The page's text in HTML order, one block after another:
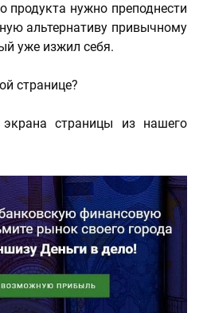
продукта нужно преподнести
альтернативу привычному
уже изжил себя.
странице?
страницы из нашего